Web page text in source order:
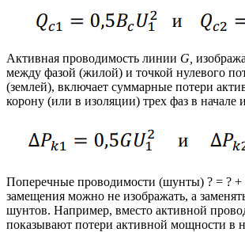
Активная проводимость линии G,
между фазой (жилой) и точкой нулевого
(землей), включает суммарные потери
корону (или в изоляции) трех фаз в начале
Поперечные проводимости (шунты) ? = ? +
замещения можно не изображать, а
шунтов. Например, вместо активной
показывают потери активной мощности в